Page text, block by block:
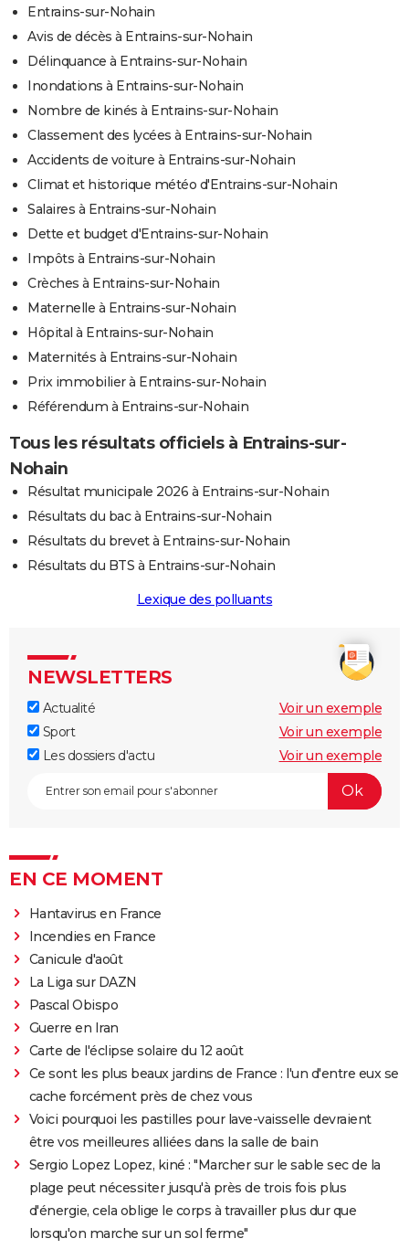
Entrains-sur-Nohain
Avis de décès à Entrains-sur-Nohain
Délinquance à Entrains-sur-Nohain
Inondations à Entrains-sur-Nohain
Nombre de kinés à Entrains-sur-Nohain
Classement des lycées à Entrains-sur-Nohain
Accidents de voiture à Entrains-sur-Nohain
Climat et historique météo d'Entrains-sur-Nohain
Salaires à Entrains-sur-Nohain
Dette et budget d'Entrains-sur-Nohain
Impôts à Entrains-sur-Nohain
Crèches à Entrains-sur-Nohain
Maternelle à Entrains-sur-Nohain
Hôpital à Entrains-sur-Nohain
Maternités à Entrains-sur-Nohain
Prix immobilier à Entrains-sur-Nohain
Référendum à Entrains-sur-Nohain
Tous les résultats officiels à Entrains-sur-
Nohain
Résultat municipale 2026 à Entrains-sur-Nohain
Résultats du bac à Entrains-sur-Nohain
Résultats du brevet à Entrains-sur-Nohain
Résultats du BTS à Entrains-sur-Nohain
Lexique des polluants
NEWSLETTERS
Actualité
Voir un exemple
Sport
Voir un exemple
Les dossiers d'actu
Voir un exemple
EN CE MOMENT
Hantavirus en France
Incendies en France
Canicule d'août
La Liga sur DAZN
Pascal Obispo
Guerre en Iran
Carte de l'éclipse solaire du 12 août
Ce sont les plus beaux jardins de France : l'un d'entre eux se
cache forcément près de chez vous
Voici pourquoi les pastilles pour lave-vaisselle devraient
être vos meilleures alliées dans la salle de bain
Sergio Lopez Lopez, kiné : "Marcher sur le sable sec de la
plage peut nécessiter jusqu'à près de trois fois plus
d'énergie, cela oblige le corps à travailler plus dur que
lorsqu'on marche sur un sol ferme"